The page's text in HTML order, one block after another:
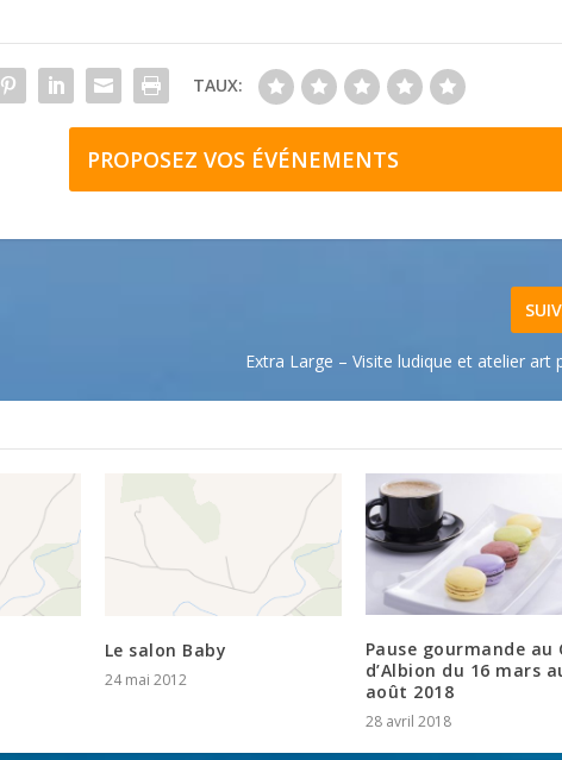
TAUX:
PROPOSEZ VOS ÉVÉNEMENTS
Extra Large – Visite ludique et atelier art
Le salon Baby
24 mai 2012
Pause gourmande au
d’Albion du 16 mars
août 2018
28 avril 2018